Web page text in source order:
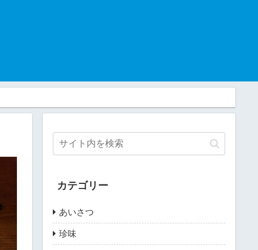
カテゴリー
あいさつ
珍味